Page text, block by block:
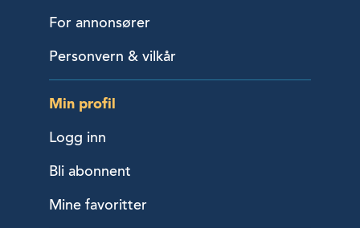
For annonsører
Personvern & vilkår
Min profil
Logg inn
Bli abonnent
Mine favoritter